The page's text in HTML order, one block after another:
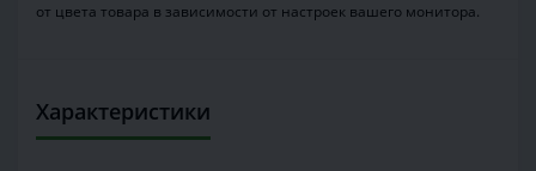
от цвета товара в зависимости от настроек вашего монитора.
Характеристики